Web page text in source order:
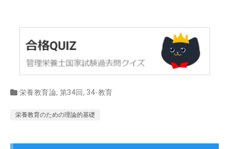
栄養教育論, 第34回, 34-教育
栄養教育のための理論的基礎